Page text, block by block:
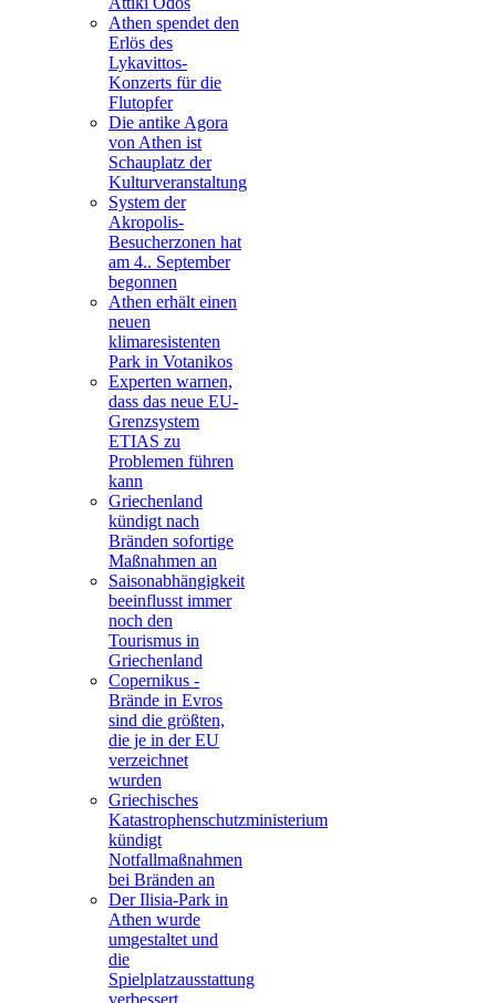
Athen spendet den
Erlös des
Lykavittos-
Konzerts für die
Flutopfer
Die antike Agora
von Athen ist
Schauplatz der
Kulturveranstaltung
System der
Akropolis-
Besucherzonen hat
am 4.. September
begonnen
Athen erhält einen
neuen
klimaresistenten
Park in Votanikos
Experten warnen,
dass das neue EU-
Grenzsystem
ETIAS zu
Problemen führen
kann
Griechenland
kündigt nach
Bränden sofortige
Maßnahmen an
Saisonabhängigkeit
beeinflusst immer
noch den
Tourismus in
Griechenland
Copernikus -
Brände in Evros
sind die größten,
die je in der EU
verzeichnet
wurden
Griechisches
Katastrophenschutzministerium
kündigt
Notfallmaßnahmen
bei Bränden an
Der Ilisia-Park in
Athen wurde
umgestaltet und
die
Spielplatzausstattung
verbessert